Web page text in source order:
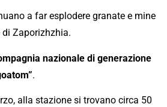
a far esplodere granate e mine
Zaporizhzhia.
nazionale di generazione
.
alla stazione si trovano circa 50